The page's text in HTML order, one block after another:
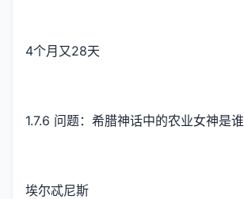
4个月又28天
1.7.6 问题：希腊神话中的农业女神是谁
埃尔忒尼斯